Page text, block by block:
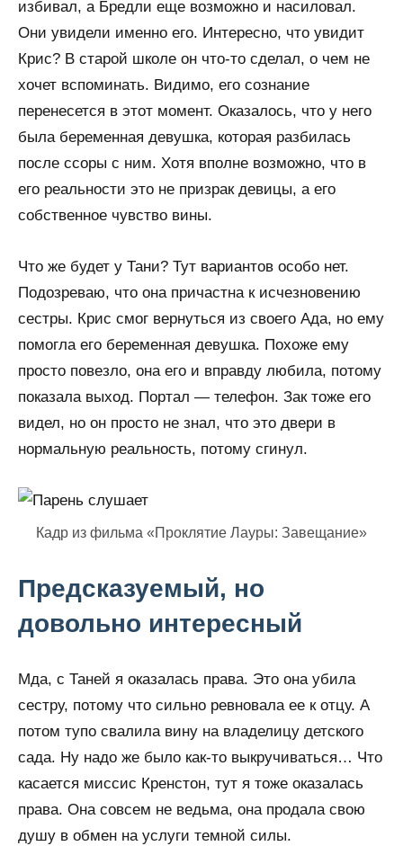
избивал, а Бредли еще возможно и насиловал.
Они увидели именно его. Интересно, что увидит
Крис? В старой школе он что-то сделал, о чем не
хочет вспоминать. Видимо, его сознание
перенесется в этот момент. Оказалось, что у него
была беременная девушка, которая разбилась
после ссоры с ним. Хотя вполне возможно, что в
его реальности это не призрак девицы, а его
собственное чувство вины.
Что же будет у Тани? Тут вариантов особо нет.
Подозреваю, что она причастна к исчезновению
сестры. Крис смог вернуться из своего Ада, но ему
помогла его беременная девушка. Похоже ему
просто повезло, она его и вправду любила, потому
показала выход. Портал — телефон. Зак тоже его
видел, но он просто не знал, что это двери в
нормальную реальность, потому сгинул.
Кадр из фильма «Проклятие Лауры: Завещание»
Предсказуемый, но
довольно интересный
Мда, с Таней я оказалась права. Это она убила
сестру, потому что сильно ревновала ее к отцу. А
потом тупо свалила вину на владелицу детского
сада. Ну надо же было как-то выкручиваться… Что
касается миссис Кренстон, тут я тоже оказалась
права. Она совсем не ведьма, она продала свою
душу в обмен на услуги темной силы.